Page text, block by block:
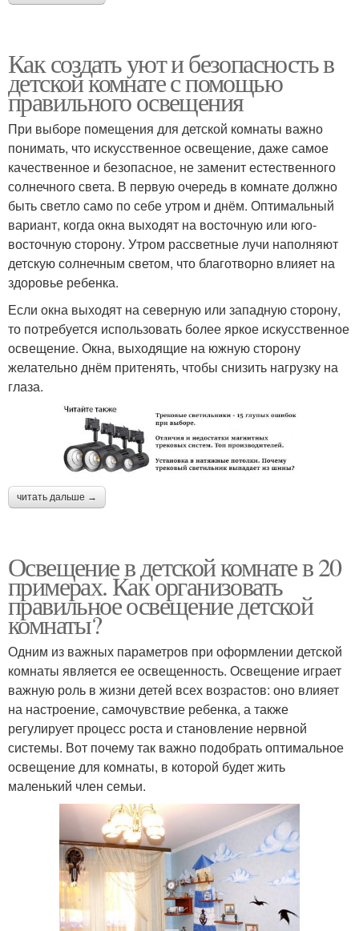
Как создать уют и безопасность в
детской комнате с помощью
правильного освещения
При выборе помещения для детской комнаты важно
понимать, что искусственное освещение, даже самое
качественное и безопасное, не заменит естественного
солнечного света. В первую очередь в комнате должно
быть светло само по себе утром и днём. Оптимальный
вариант, когда окна выходят на восточную или юго-
восточную сторону. Утром рассветные лучи наполняют
детскую солнечным светом, что благотворно влияет на
здоровье ребенка.
Если окна выходят на северную или западную сторону,
то потребуется использовать более яркое искусственное
освещение. Окна, выходящие на южную сторону
желательно днём притенять, чтобы снизить нагрузку на
глаза.
читать дальше →
Освещение в детской комнате в 20
примерах. Как организовать
правильное освещение детской
комнаты?
Одним из важных параметров при оформлении детской
комнаты является ее освещенность. Освещение играет
важную роль в жизни детей всех возрастов: оно влияет
на настроение, самочувствие ребенка, а также
регулирует процесс роста и становление нервной
системы. Вот почему так важно подобрать оптимальное
освещение для комнаты, в которой будет жить
маленький член семьи.